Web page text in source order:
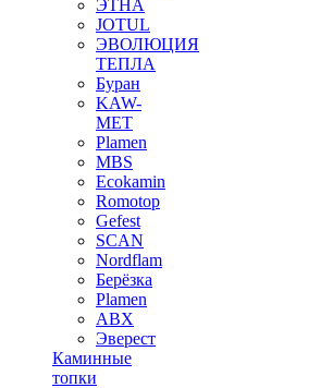
ЭТНА
JOTUL
ЭВОЛЮЦИЯ
ТЕПЛА
Буран
KAW-
MET
Plamen
MBS
Ecokamin
Romotop
Gefest
SCAN
Nordflam
Берёзка
Plamen
ABX
Эверест
Каминные
топки